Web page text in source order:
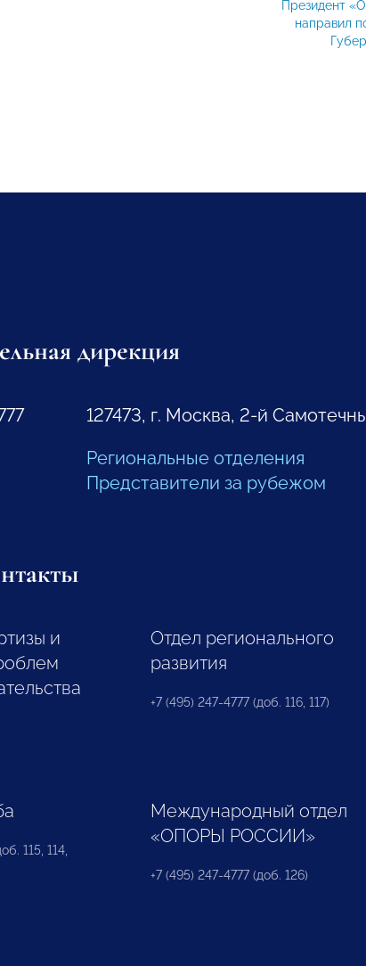
Президент
направил
дирекция
127473, г. Москва, 2-й
Региональные отделения
Представители за рубежом
и
Отдел регионального
развития
+7 (495) 247-4777 (доб. 116, 117)
115, 114,
Международный отдел
«ОПОРЫ РОССИИ»
+7 (495) 247-4777 (доб. 126)